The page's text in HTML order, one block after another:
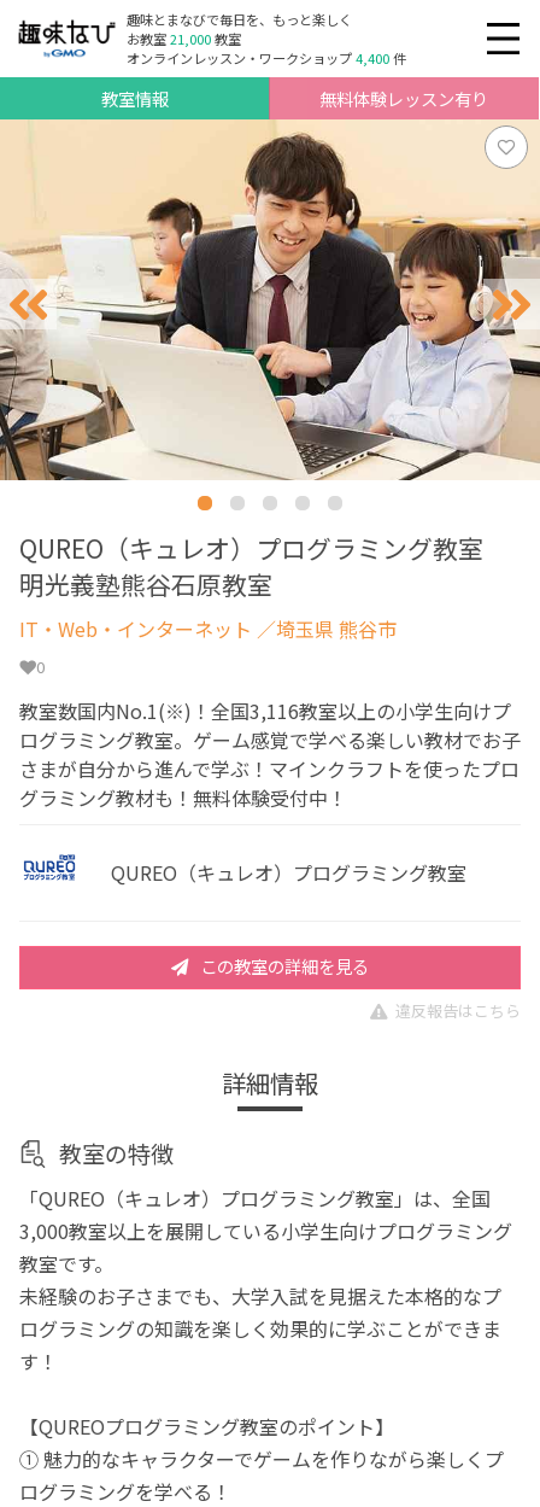
趣味とまなびで毎日を、もっと楽しく
お教室21,000教室
オンラインレッスン・ワークショップ4,400件
教室情報 無料体験レッスン有り
QUREO（キュレオ）プログラミング教室
明光義塾熊谷石原教室
IT・Web・インターネット ／埼玉県 熊谷市
0
教室数国内No.1(※)！全国3,116教室以上の小学生向けプ
ログラミング教室。ゲーム感覚で学べる楽しい教材でお子
さまが自分から進んで学ぶ！マインクラフトを使ったプロ
グラミング教材も！無料体験受付中！
QUREO（キュレオ）プログラミング教室
この教室の詳細を見る
違反報告はこちら
詳細情報
教室の特徴
「QUREO（キュレオ）プログラミング教室」は、全国
3,000教室以上を展開している小学生向けプログラミング
教室です。
未経験のお子さまでも、大学入試を見据えた本格的なプ
ログラミングの知識を楽しく効果的に学ぶことができま
す！
【QUREOプログラミング教室のポイント】
① 魅力的なキャラクターでゲームを作りながら楽しくプ
ログラミングを学べる！